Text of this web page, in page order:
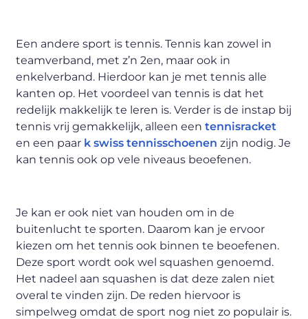
Een andere sport is tennis. Tennis kan zowel in
teamverband, met z’n 2en, maar ook in
enkelverband. Hierdoor kan je met tennis alle
kanten op. Het voordeel van tennis is dat het
redelijk makkelijk te leren is. Verder is de instap bij
tennis vrij gemakkelijk, alleen eentennisracket
en een paar k swiss tennisschoenen zijn nodig. Je
kan tennis ook op vele niveaus beoefenen.
Je kan er ook niet van houden om in de
buitenlucht te sporten. Daarom kan je ervoor
kiezen om het tennis ook binnen te beoefenen.
Deze sport wordt ook wel squashen genoemd.
Het nadeel aan squashen is dat deze zalen niet
overal te vinden zijn. De reden hiervoor is
simpelweg omdat de sport nog niet zo populair is.